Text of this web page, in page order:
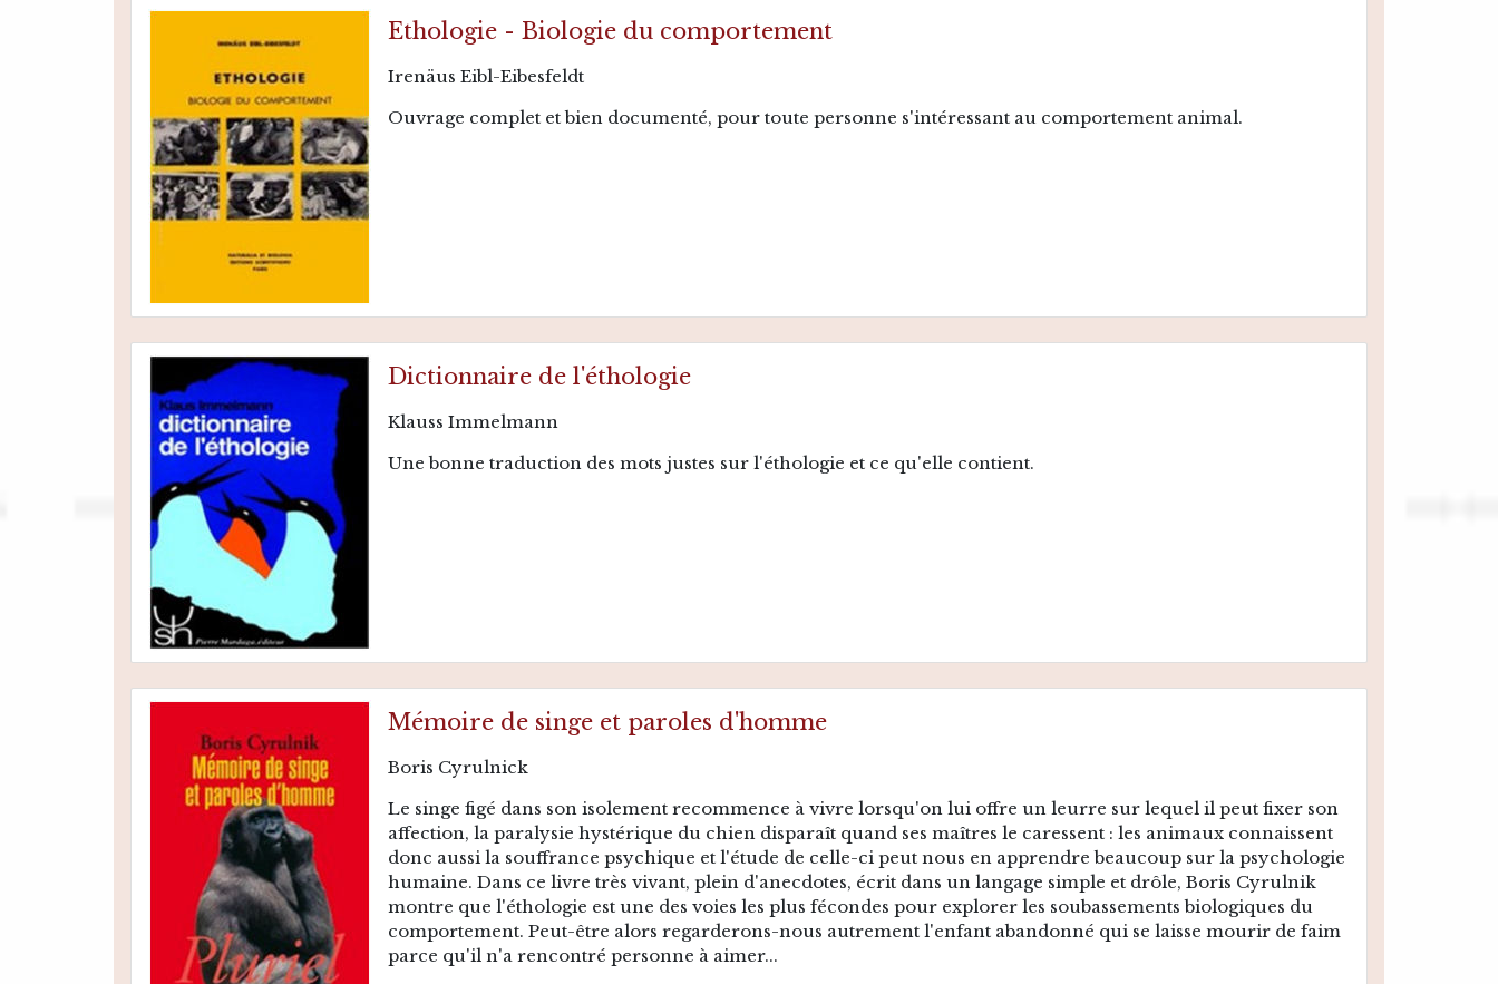
Ethologie - Biologie du comportement
Irenäus Eibl-Eibesfeldt
Ouvrage complet et bien documenté, pour toute personne s'intéressant au comportement animal.
Dictionnaire de l'éthologie
Klauss Immelmann
Une bonne traduction des mots justes sur l'éthologie et ce qu'elle contient.
Mémoire de singe et paroles d'homme
Boris Cyrulnick
Le singe figé dans son isolement recommence à vivre lorsqu'on lui offre un leurre sur lequel il peut fixer son
affection, la paralysie hystérique du chien disparaît quand ses maîtres le caressent : les animaux connaissent
donc aussi la souffrance psychique et l'étude de celle-ci peut nous en apprendre beaucoup sur la psychologie
humaine. Dans ce livre très vivant, plein d'anecdotes, écrit dans un langage simple et drôle, Boris Cyrulnik
montre que l'éthologie est une des voies les plus fécondes pour explorer les soubassements biologiques du
comportement. Peut-être alors regarderons-nous autrement l'enfant abandonné qui se laisse mourir de faim
parce qu'il n'a rencontré personne à aimer...